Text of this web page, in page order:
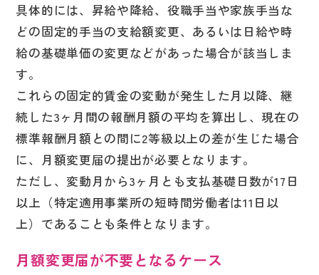
具体的には、昇給や降給、役職手当や家族手当な
どの固定的手当の支給額変更、あるいは日給や時
給の基礎単価の変更などがあった場合が該当しま
す。
これらの固定的賃金の変動が発生した月以降、継
続した3ヶ月間の報酬月額の平均を算出し、現在の
標準報酬月額との間に2等級以上の差が生じた場合
に、月額変更届の提出が必要となります。
ただし、変動月から3ヶ月とも支払基礎日数が17日
以上（特定適用事業所の短時間労働者は11日以
上）であることも条件となります。
月額変更届が不要となるケース